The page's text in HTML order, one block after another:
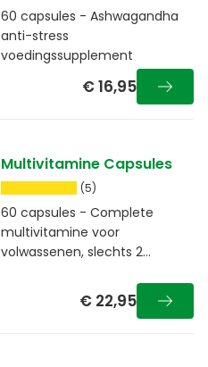
60 capsules - Ashwagandha
anti-stress
voedingssupplement
€ 16,95
Multivitamine Capsules
(5)
60 capsules - Complete
multivitamine voor
volwassenen, slechts 2
€ 22,95